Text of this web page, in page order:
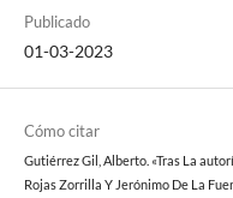
Publicado
01-03-2023
Cómo citar
Gutiérrez Gil, Alberto. «Tras La
Rojas Zorrilla Y Jerónimo De La